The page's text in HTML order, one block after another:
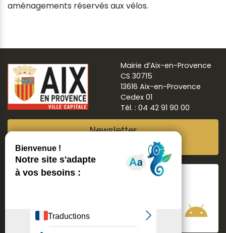
aménagements réservés aux vélos.
Mairie d’Aix-en-Provence
CS 30715
13616 Aix-en-Provence
Cedex 01
Tél. : 04 42 91 90 00
Newsletter
Suivre Aix ma ville